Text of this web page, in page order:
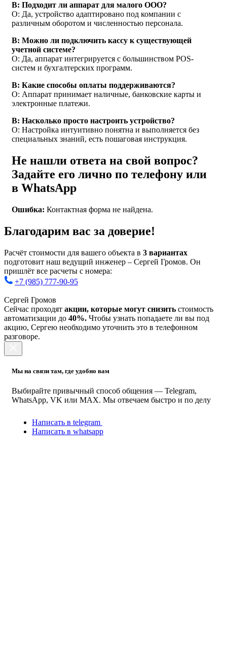
В: Подходит ли аппарат для малого ООО?
О: Да, устройство адаптировано под компании с
различным оборотом и численностью персонала.
В: Можно ли подключить кассу к существующей
учетной системе?
О: Да, аппарат интегрируется с большинством POS-
систем и бухгалтерских программ.
В: Какие способы оплаты поддерживаются?
О: Аппарат принимает наличные, банковские карты и
электронные платежи.
В: Насколько просто настроить устройство?
О: Настройка интуитивно понятна и выполняется без
специальных знаний, есть пошаговая инструкция.
Не нашли ответа на свой вопрос?
Задайте его лично по телефону или
в WhatsApp
Ошибка: Контактная форма не найдена.
Благодарим вас за доверие!
Расчёт стоимости для вашего объекта в 3 вариантах
подготовит наш ведущий инженер – Сергей Громов. Он
пришлёт все расчеты с номера:
+7 (985) 777-90-95
Сергей Громов
Сейчас проходят акции, которые могут снизить стоимость
автоматизации до 40%. Чтобы узнать попадаете ли вы под
акцию, Сергею необходимо уточнить это в телефонном
разговоре.
Мы на связи там, где удобно вам
Выбирайте привычный способ общения — Telegram,
WhatsApp, VK или MAX. Мы отвечаем быстро и по делу
Написать в telegram
Написать в whatsapp